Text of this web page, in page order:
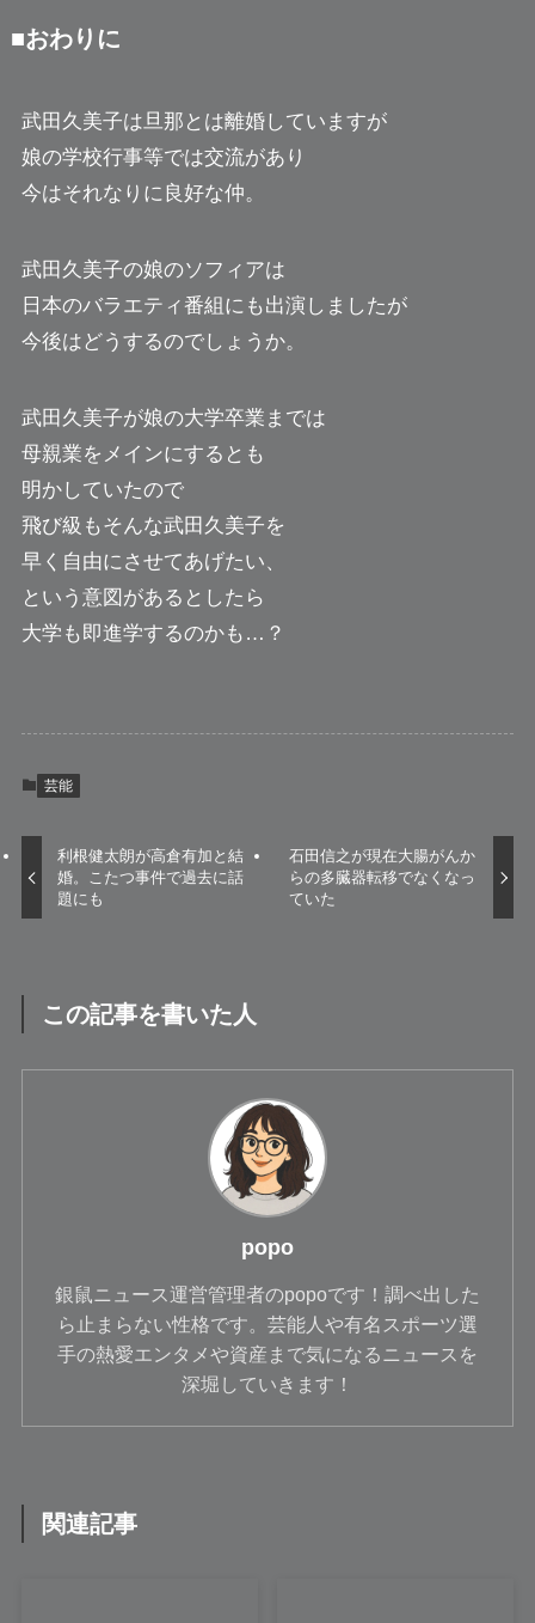
■おわりに
武田久美子は旦那とは離婚していますが
娘の学校行事等では交流があり
今はそれなりに良好な仲。
武田久美子の娘のソフィアは
日本のバラエティ番組にも出演しましたが
今後はどうするのでしょうか。
武田久美子が娘の大学卒業までは
母親業をメインにするとも
明かしていたので
飛び級もそんな武田久美子を
早く自由にさせてあげたい、
という意図があるとしたら
大学も即進学するのかも…？
芸能
利根健太朗が高倉有加と結
婚。こたつ事件で過去に話
題にも
石田信之が現在大腸がんか
らの多臓器転移でなくなっ
ていた
この記事を書いた人
popo
銀鼠ニュース運営管理者のpopoです！調べ出した
ら止まらない性格です。芸能人や有名スポーツ選
手の熱愛エンタメや資産まで気になるニュースを
深堀していきます！
関連記事